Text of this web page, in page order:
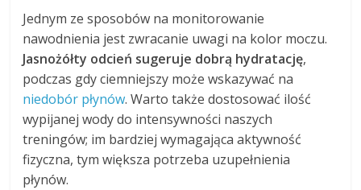
Jednym ze sposobów na monitorowanie
nawodnienia jest zwracanie uwagi na kolor moczu.
Jasnożółty odcień sugeruje dobrą hydratację,
podczas gdy ciemniejszy może wskazywać na
niedobór płynów. Warto także dostosować ilość
wypijanej wody do intensywności naszych
treningów; im bardziej wymagająca aktywność
fizyczna, tym większa potrzeba uzupełnienia
płynów.